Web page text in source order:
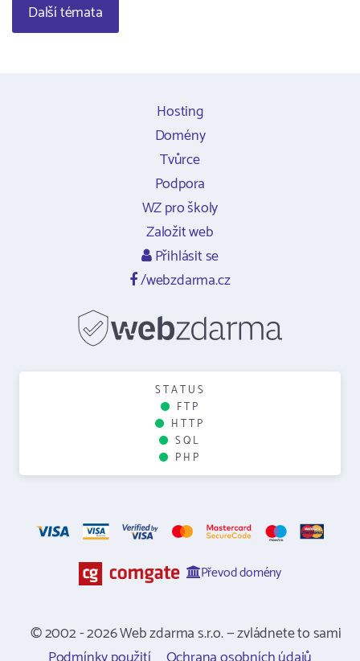
Další témata
Hosting
Domény
Tvůrce
Podpora
WZ pro školy
Založit web
Přihlásit se
/webzdarma.cz
STATUS
FTP
HTTP
SQL
PHP
Převod domény
© 2002 - 2026 Web zdarma s.r.o. — zvládnete to sami